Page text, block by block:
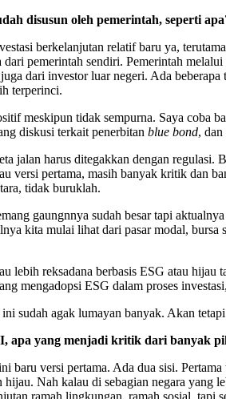
disusun oleh pemerintah, seperti
berkelanjutan relatif baru ya,
dari pemerintah sendiri. Pemerintah
dari investor luar negeri. Ada
terperinci.
meskipun tidak sempurna. Saya coba
diskusi terkait penerbitan blue bond,
jalan harus ditegakkan dengan regulasi.
versi pertama, masih banyak kritik dan
tidak buruklah.
gaungnnya sudah besar tapi
kita mulai lihat dari pasar modal, bursa
lebih reksadana berbasis ESG atau
mengadopsi ESG dalam proses
sudah agak lumayan banyak. Akan
apa yang menjadi kritik dari banyak
baru versi pertama. Ada dua sisi.
hijau. Nah kalau di sebagian negara yang
ramah lingkungan, ramah sosial, tapi